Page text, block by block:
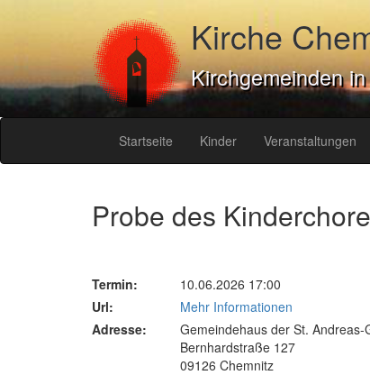
Kirche
Kirchgemeinden
Startseite Kinder Veranstaltungen
Probe des
Termin:
10.06.2026 17:00
Url:
Mehr Informationen
Adresse:
Gemeindehaus der St. Andreas-
Bernhardstraße 127
09126 Chemnitz